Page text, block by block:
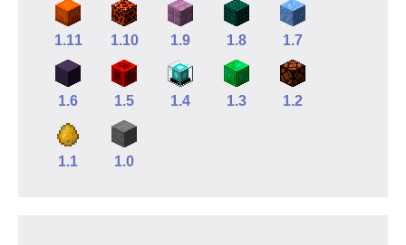
1.11 1.10 1.9 1.8 1.7
1.6 1.5 1.4 1.3 1.2
1.1 1.0